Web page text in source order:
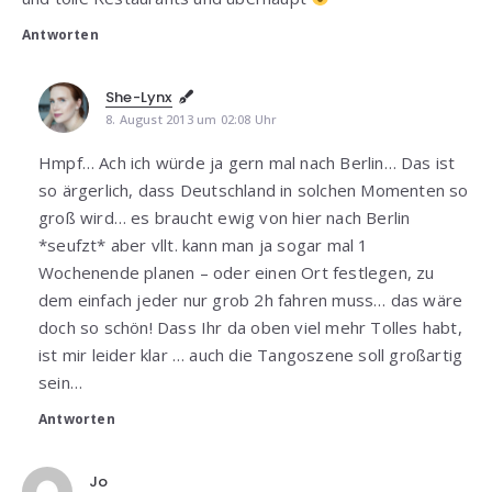
Antworten
She-Lynx
8. August 2013 um 02:08 Uhr
Hmpf… Ach ich würde ja gern mal nach Berlin… Das ist
so ärgerlich, dass Deutschland in solchen Momenten so
groß wird… es braucht ewig von hier nach Berlin
*seufzt* aber vllt. kann man ja sogar mal 1
Wochenende planen – oder einen Ort festlegen, zu
dem einfach jeder nur grob 2h fahren muss… das wäre
doch so schön! Dass Ihr da oben viel mehr Tolles habt,
ist mir leider klar … auch die Tangoszene soll großartig
sein…
Antworten
Jo